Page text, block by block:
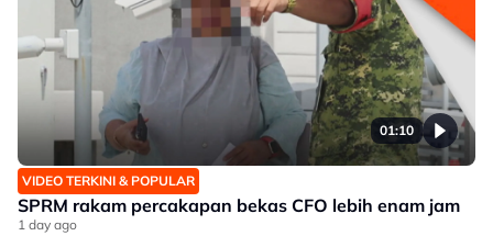
01:10
VIDEO TERKINI & POPULAR
SPRM rakam percakapan bekas CFO lebih enam jam
1 day ago